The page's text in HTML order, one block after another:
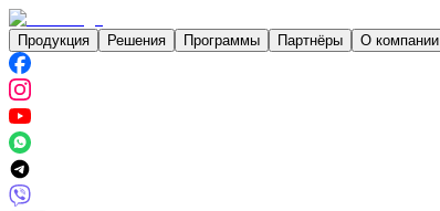
Продукция Решения Программы Партнёры О компании